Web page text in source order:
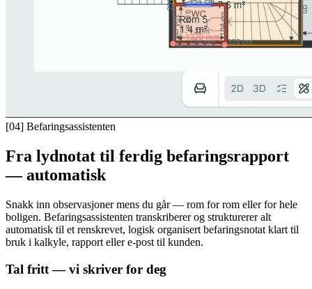
[04] Befaringsassistenten
Fra lydnotat til ferdig befaringsrapport
— automatisk
Snakk inn observasjoner mens du går — rom for rom eller for hele
boligen. Befaringsassistenten transkriberer og strukturerer alt
automatisk til et renskrevet, logisk organisert befaringsnotat klart til
bruk i kalkyle, rapport eller e-post til kunden.
Tal fritt — vi skriver for deg